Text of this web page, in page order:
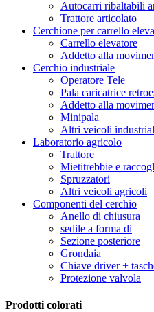
Autocarri ribaltabili
Trattore articolato
Cerchione per carrello
Carrello elevatore
Addetto alla
Cerchio industriale
Operatore Tele
Pala caricatrice
Addetto alla
Minipala
Altri veicoli
Laboratorio agricolo
Trattore
Mietitrebbie e
Spruzzatori
Altri veicoli agricoli
Componenti del cerchio
Anello di chiusura
sedile a forma di
Sezione posteriore
Grondaia
Chiave driver +
Protezione valvola
Prodotti colorati